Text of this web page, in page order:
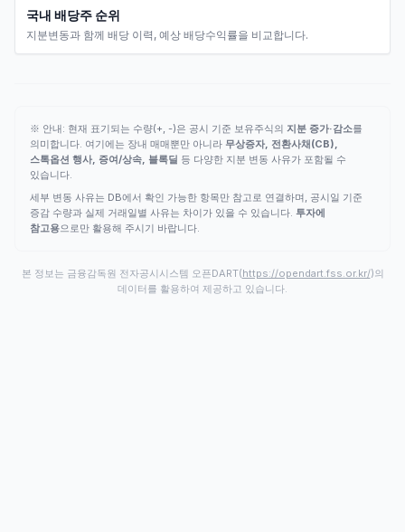
국내 배당주 순위
지분변동과 함께 배당 이력, 예상 배당수익률을 비교합니다.
※ 안내: 현재 표기되는 수량(+, -)은 공시 기준 보유주식의 지분 증가·감소를
의미합니다. 여기에는 장내 매매뿐만 아니라 무상증자, 전환사채(CB),
스톡옵션 행사, 증여/상속, 블록딜 등 다양한 지분 변동 사유가 포함될 수
있습니다.
세부 변동 사유는 DB에서 확인 가능한 항목만 참고로 연결하며, 공시일 기준
증감 수량과 실제 거래일별 사유는 차이가 있을 수 있습니다. 투자에
참고용으로만 활용해 주시기 바랍니다.
본 정보는 금융감독원 전자공시시스템 오픈DART(https://opendart.fss.or.kr/)의
데이터를 활용하여 제공하고 있습니다.